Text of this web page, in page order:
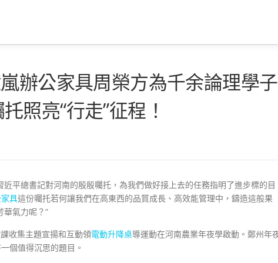
辦公家具周榮方為千余論理學子
照亮“行走”征程！
平總書記對河南的殷殷囑托，為我們做好接上去的任務指明了進步標的目
具這份囑托若何讓我們在高東西的品質成長、高效能管理中，鑄造這般果
華氣力呢？”
收集主題宣揚和互動領電動升降桌導運動在河南農業年夜學啟動。鄭州年
個值得沉思的題目。